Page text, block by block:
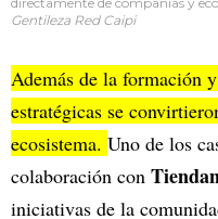
Gentileza Red Caipi
Además de la formación
estratégicas se
ecosistema. Uno de los
colaboración con
iniciativas de la